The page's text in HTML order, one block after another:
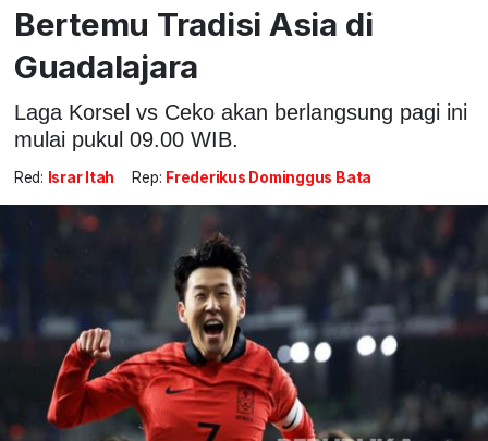
Bertemu Tradisi Asia di
Guadalajara
Laga Korsel vs Ceko akan berlangsung pagi ini
mulai pukul 09.00 WIB.
Red: Israr Itah Rep: Frederikus Dominggus Bata